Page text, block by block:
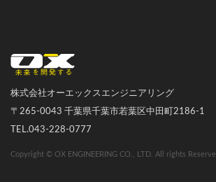
株式会社オーエックスエンジニアリング
〒265-0043 千葉県千葉市若葉区中田町2186-1
TEL.043-228-0777
Copyright © OX ENGINEERING CO., LTD. All rights